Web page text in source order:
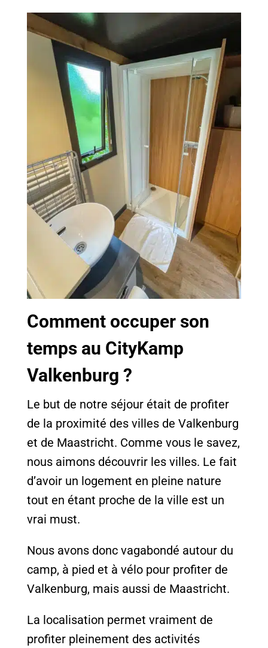
Comment occuper son
temps au CityKamp
Valkenburg ?
Le but de notre séjour était de profiter
de la proximité des villes de Valkenburg
et de Maastricht. Comme vous le savez,
nous aimons découvrir les villes. Le fait
d’avoir un logement en pleine nature
tout en étant proche de la ville est un
vrai must.
Nous avons donc vagabondé autour du
camp, à pied et à vélo pour profiter de
Valkenburg, mais aussi de Maastricht.
La localisation permet vraiment de
profiter pleinement des activités